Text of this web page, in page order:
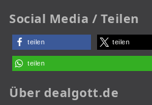
Social Media / Teilen
teilen teilen
teilen
Über dealgott.de